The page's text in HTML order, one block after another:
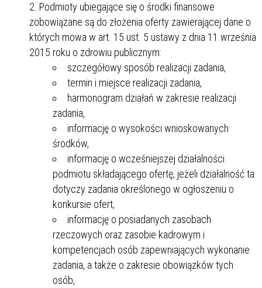
Podmioty ubiegające się o środki finansowe
zobowiązane są do złożenia oferty zawierającej dane o
których mowa w art. 15 ust. 5 ustawy z dnia 11 września
2015 roku o zdrowiu publicznym:
szczegółowy sposób realizacji zadania,
termin i miejsce realizacji zadania,
harmonogram działań w zakresie realizacji
zadania,
informację o wysokości wnioskowanych
środków,
informację o wcześniejszej działalności
podmiotu składającego ofertę, jeżeli działalność ta
dotyczy zadania określonego w ogłoszeniu o
konkursie ofert,
informację o posiadanych zasobach
rzeczowych oraz zasobie kadrowym i
kompetencjach osób zapewniających wykonanie
zadania, a także o zakresie obowiązków tych
osób,